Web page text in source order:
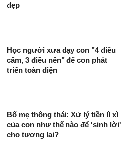
đẹp
Học người xưa dạy con "4 điều
cấm, 3 điều nên" để con phát
triển toàn diện
Bố mẹ thông thái: Xử lý tiền lì xì
của con như thế nào để 'sinh lời'
cho tương lai?